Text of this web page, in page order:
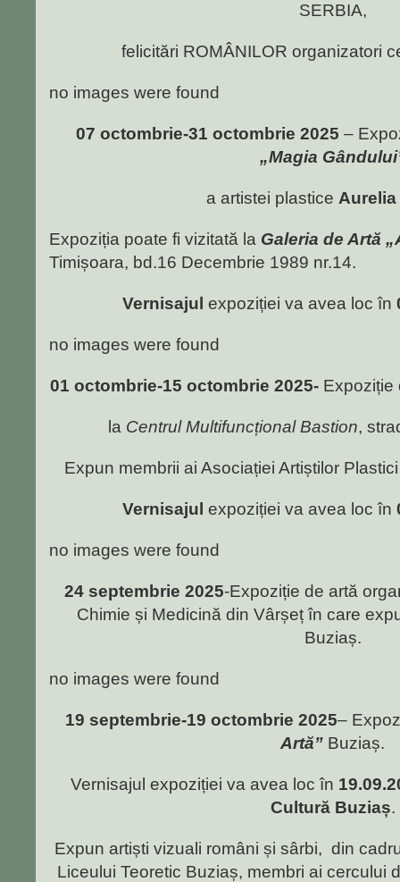
SERBIA,
felicitări ROMÂNILOR organizatori
no images were found
07 octombrie-31 octombrie 2025 –
„Magia
a artistei plastice Aurelia
Expoziția poate fi vizitată la Galeria de Artă
Timișoara, bd.16 Decembrie 1989 nr.14.
Vernisajul expoziției va avea loc în
no images were found
01 octombrie-15 octombrie 2025-Expoziție
la Centrul Multifuncțional Bastion,
Expun membrii ai Asociației Artiștilor
Vernisajul expoziției va avea loc în
no images were found
24 septembrie 2025-Expoziție de artă
Chimie și Medicină din Vârșeț în care
Buziaș.
no images were found
19 septembrie-19 octombrie 2025–
Artă” Buziaș.
Vernisajul expoziției va avea loc în
Cultură Buziaș.
Expun artiști vizuali români și sârbi, din
Liceului Teoretic Buziaș, membri ai cercului